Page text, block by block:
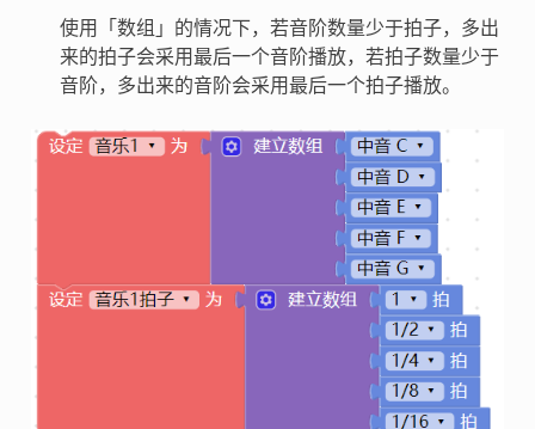
使用「数组」的情况下，若音阶数量少于拍子，多出
来的拍子会采用最后一个音阶播放，若拍子数量少于
音阶，多出来的音阶会采用最后一个拍子播放。